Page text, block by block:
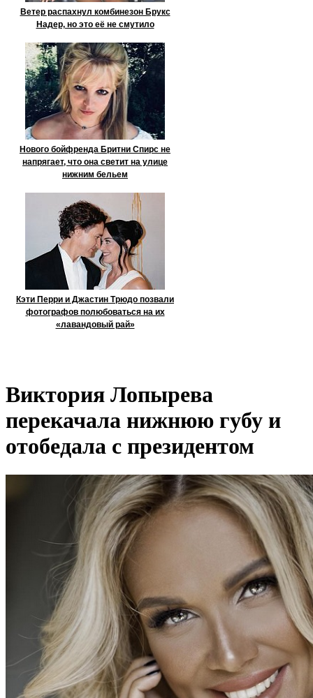
Ветер распахнул комбинезон Брукс
Надер, но это её не смутило
Нового бойфренда Бритни Спирс не
напрягает, что она светит на улице
нижним бельем
Кэти Перри и Джастин Трюдо позвали
фотографов полюбоваться на их
«лавандовый рай»
Виктория Лопырева
перекачала нижнюю губу и
отобедала с президентом